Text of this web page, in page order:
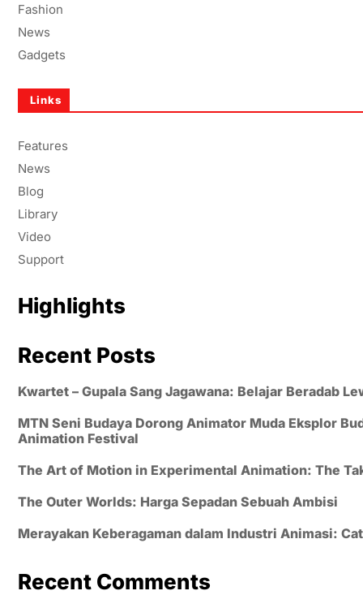
Fashion
News
Gadgets
Links
Features
News
Blog
Library
Video
Support
Highlights
Recent Posts
Kwartet – Gupala Sang Jagawana: Belajar Beradab
MTN Seni Budaya Dorong Animator Muda Eksplor
Animation Festival
The Art of Motion in Experimental Animation: The
The Outer Worlds: Harga Sepadan Sebuah Ambisi
Merayakan Keberagaman dalam Industri Animasi:
Recent Comments